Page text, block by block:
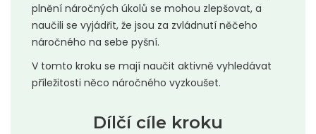
plnění náročných úkolů se mohou zlepšovat, a
naučili se vyjádřit, že jsou za zvládnutí něčeho
náročného na sebe pyšní.
V tomto kroku se mají naučit aktivně vyhledávat
příležitosti něco náročného vyzkoušet.
Dílčí cíle kroku